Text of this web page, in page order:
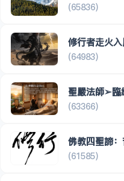
(65836)
修行者走火
(64983)
聖嚴法師➢臨
(63366)
佛教四聖諦
(61585)